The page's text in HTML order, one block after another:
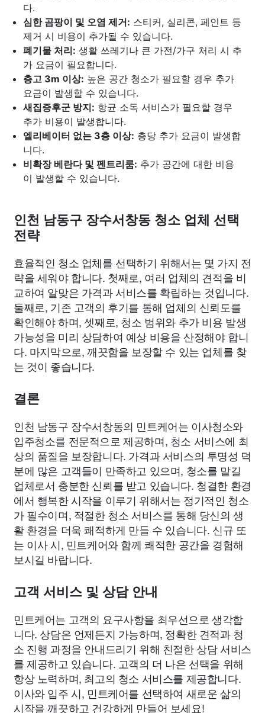
다.
심한 곰팡이 및 오염 제거: 스티커, 실리콘, 페인트 등
제거 시 비용이 추가될 수 있습니다.
폐기물 처리: 생활 쓰레기나 큰 가전/가구 처리 시 추
가 요금이 필요합니다.
층고 3m 이상: 높은 공간 청소가 필요할 경우 추가
요금이 발생할 수 있습니다.
새집증후군 방지: 항균 소독 서비스가 필요할 경우
추가 비용이 발생합니다.
엘리베이터 없는 3층 이상: 층당 추가 요금이 발생합
니다.
비확장 베란다 및 펜트리룸: 추가 공간에 대한 비용
이 발생할 수 있습니다.
인천 남동구 장수서창동 청소 업체 선택
전략
효율적인 청소 업체를 선택하기 위해서는 몇 가지 전
략을 세워야 합니다. 첫째로, 여러 업체의 견적을 비
교하여 알맞은 가격과 서비스를 확립하는 것입니다.
둘째로, 기존 고객의 후기를 통해 업체의 신뢰도를
확인해야 하며, 셋째로, 청소 범위와 추가 비용 발생
가능성을 미리 상담하여 예상 비용을 산정해야 합니
다. 마지막으로, 깨끗함을 보장할 수 있는 업체를 찾
는 것이 좋습니다.
결론
인천 남동구 장수서창동의 민트케어는 이사청소와
입주청소를 전문적으로 제공하며, 청소 서비스에 최
상의 품질을 보장합니다. 가격과 서비스의 투명성 덕
분에 많은 고객들이 만족하고 있으며, 청소를 맡길
업체로서 충분한 신뢰를 받고 있습니다. 청결한 환경
에서 행복한 시작을 이루기 위해서는 정기적인 청소
가 필수이며, 적절한 청소 서비스를 통해 당신의 생
활 환경을 더욱 쾌적하게 만들 수 있습니다. 신규 또
는 이사 시, 민트케어와 함께 쾌적한 공간을 경험해
보시길 바랍니다.
고객 서비스 및 상담 안내
민트케어는 고객의 요구사항을 최우선으로 생각합
니다. 상담은 언제든지 가능하며, 정확한 견적과 청
소 진행 과정을 안내드리기 위해 친절한 상담 서비스
를 제공하고 있습니다. 고객의 더 나은 선택을 위해
항상 노력하며, 최고의 청소 서비스를 제공합니다.
이사와 입주 시, 민트케어를 선택하여 새로운 삶의
시작을 깨끗하고 건강하게 만들어 보세요!